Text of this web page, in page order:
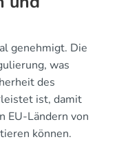
genehmigt. Die
was
des
ist, damit
EU-Ländern von
können.